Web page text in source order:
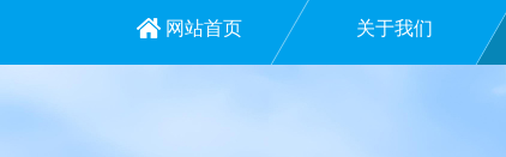
网站首页 关于我们